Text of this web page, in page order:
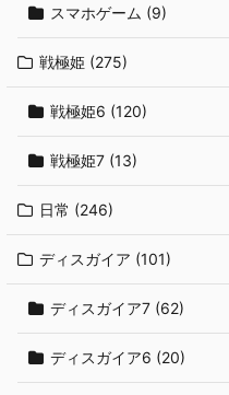
スマホゲーム (9)
戦極姫 (275)
戦極姫6 (120)
戦極姫7 (13)
日常 (246)
ディスガイア (101)
ディスガイア7 (62)
ディスガイア6 (20)